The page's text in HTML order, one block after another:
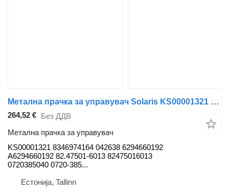
Метална прачка за управувач Solaris KS00001321 за автобус Solaris Urbino, Alpino, Vacanza (1999-)
264,52 € Без ДДВ
Метална прачка за управувач
KS00001321 8346974164 042638 6294660192
A6294660192 82.47501-6013 82475016013
0720385040 0720-385...
Естонија, Tallinn